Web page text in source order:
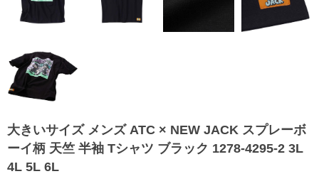
大きいサイズ メンズ ATC × NEW JACK スプレーボ
ーイ柄 天竺 半袖 Tシャツ ブラック 1278-4295-2 3L
4L 5L 6L